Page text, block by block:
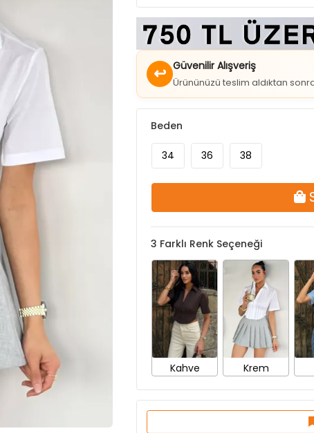
↩ Güvenilir Alışveriş
Ürününüzü teslim aldıktan
34
3Farklı Renk Seçeneği
Kahve Krem